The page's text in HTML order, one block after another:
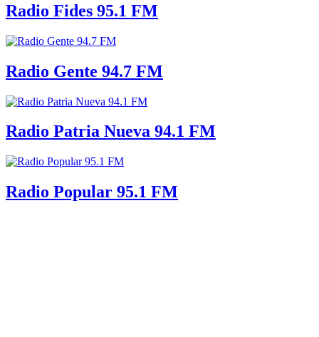
Radio Fides 95.1 FM
Radio Gente 94.7 FM
Radio Patria Nueva 94.1 FM
Radio Popular 95.1 FM